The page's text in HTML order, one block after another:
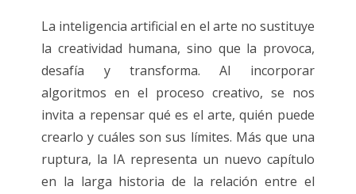
La inteligencia artificial en el arte no sustituye
la creatividad humana, sino que la provoca,
desafía y transforma. Al incorporar
algoritmos en el proceso creativo, se nos
invita a repensar qué es el arte, quién puede
crearlo y cuáles son sus límites. Más que una
ruptura, la IA representa un nuevo capítulo
en la larga historia de la relación entre el